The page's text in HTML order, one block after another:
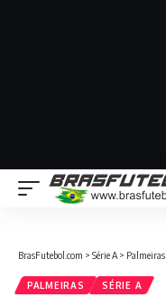
BrasFutebol.com > Série A > Palmeiras
PALMEIRAS SÉRIE A